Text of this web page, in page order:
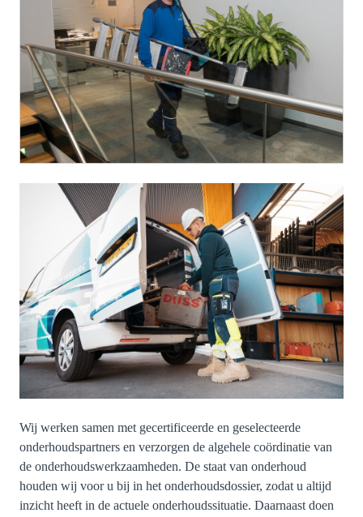
Wij werken samen met gecertificeerde en geselecteerde
onderhoudspartners en verzorgen de algehele coördinatie van
de onderhoudswerkzaamheden. De staat van onderhoud
houden wij voor u bij in het onderhoudsdossier, zodat u altijd
inzicht heeft in de actuele onderhoudssituatie. Daarnaast doen